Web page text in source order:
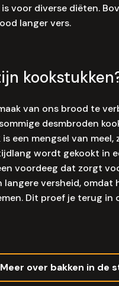
voor diverse diëten.
langer vers.
van ons brood te
desmbroden
een mengsel van meel,
wordt gekookt in
voordeeg dat zorgt
langere versheid, omdat
Dit proef je terug in
Meer over bakken in de